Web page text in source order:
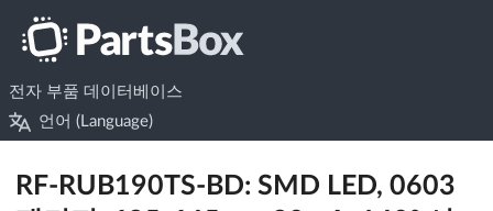
전자 부품 데이터베이스
언어 (Language)
RF-RUB190TS-BD: SMD LED, 0603